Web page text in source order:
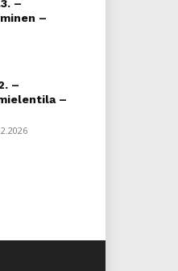
–
–
–
–